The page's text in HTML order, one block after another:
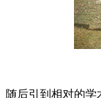
随后引到相对的